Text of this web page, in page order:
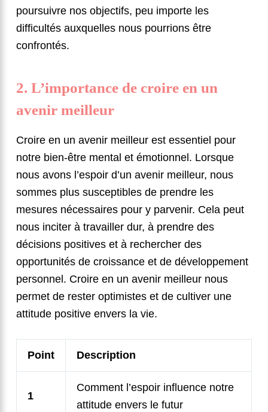
poursuivre nos objectifs, peu importe les
difficultés auxquelles nous pourrions être
confrontés.
2. L’importance de croire en un
avenir meilleur
Croire en un avenir meilleur est essentiel pour
notre bien-être mental et émotionnel. Lorsque
nous avons l’espoir d’un avenir meilleur, nous
sommes plus susceptibles de prendre les
mesures nécessaires pour y parvenir. Cela peut
nous inciter à travailler dur, à prendre des
décisions positives et à rechercher des
opportunités de croissance et de développement
personnel. Croire en un avenir meilleur nous
permet de rester optimistes et de cultiver une
attitude positive envers la vie.
Point Description
1
Comment l’espoir influence notre
attitude envers le futur